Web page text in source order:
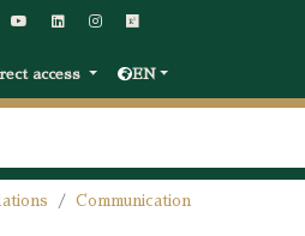
access EN
Communication